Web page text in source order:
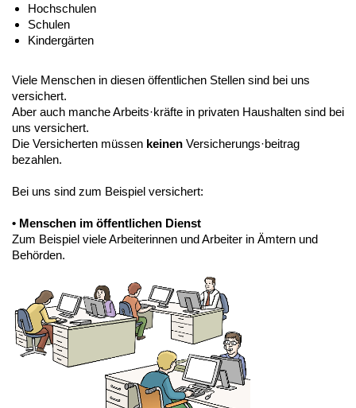
Hochschulen
Schulen
Kindergärten
Viele Menschen in diesen öffentlichen Stellen sind bei uns
versichert.
Aber auch manche Arbeits·kräfte in privaten Haushalten sind bei
uns versichert.
Die Versicherten müssen keinen Versicherungs·beitrag
bezahlen.
Bei uns sind zum Beispiel versichert:
• Menschen im öffentlichen Dienst
Zum Beispiel viele Arbeiterinnen und Arbeiter in Ämtern und
Behörden.